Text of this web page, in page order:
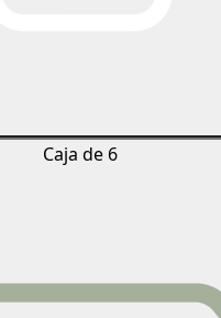
Caja de 6